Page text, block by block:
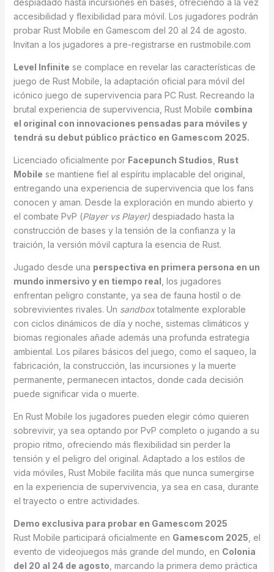
despiadado hasta incursiones en bases, ofreciendo a la vez
accesibilidad y flexibilidad para móvil. Los jugadores podrán
probar Rust Mobile en Gamescom del 20 al 24 de agosto.
Invitan a los jugadores a pre-registrarse en rustmobile.com
Level Infinite se complace en revelar las características de
juego de Rust Mobile, la adaptación oficial para móvil del
icónico juego de supervivencia para PC Rust. Recreando la
brutal experiencia de supervivencia, Rust Mobile combina
el original con innovaciones pensadas para móviles y
tendrá su debut público práctico en Gamescom 2025.
Licenciado oficialmente por Facepunch Studios Rust
Mobile se mantiene fiel al espíritu implacable del original,
entregando una experiencia de supervivencia que los fans
conocen y aman. Desde la exploración en mundo abierto y
el combate PvP (Player vs Player)despiadado hasta la
construcción de bases y la tensión de la confianza y la
traición, la versión móvil captura la esencia de Rust.
Jugado desde una perspectiva en primera persona en un
mundo inmersivo y en tiempo real , los jugadores
enfrentan peligro constante, ya sea de fauna hostil o de
sobrevivientes rivales. Un sandboxtotalmente explorable
con ciclos dinámicos de día y noche, sistemas climáticos y
biomas regionales añade además una profunda estrategia
ambiental. Los pilares básicos del juego, como el saqueo, la
fabricación, la construcción, las incursiones y la muerte
permanente, permanecen intactos, donde cada decisión
puede significar vida o muerte.
En Rust Mobile los jugadores pueden elegir cómo quieren
sobrevivir, ya sea optando por PvP completo o jugando a su
propio ritmo, ofreciendo más flexibilidad sin perder la
tensión y el peligro del original. Adaptado a los estilos de
vida móviles, Rust Mobile facilita más que nunca sumergirse
en la experiencia de supervivencia, ya sea en casa, durante
el trayecto o entre actividades.
Demo exclusiva para probar en Gamescom 2025
Rust Mobile participará oficialmente en Gamescom 2025 , el
evento de videojuegos más grande del mundo, en Colonia
del 20 al 24 de agosto , marcando la primera demo práctica